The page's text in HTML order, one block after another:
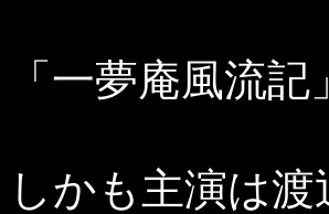
「一夢庵風流
しかも主演は